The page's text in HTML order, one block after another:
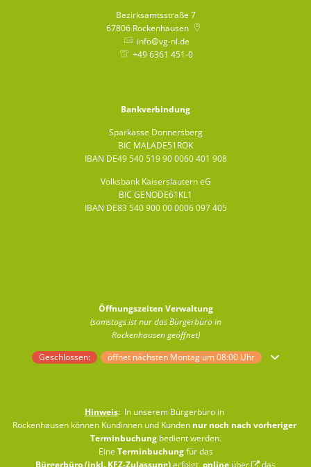
Bezirksamtsstraße 7
67806 Rockenhausen
info@vg-nl.de
+49 6361 451-0
Bankverbindung
Sparkasse Donnersberg
BIC MALADE51ROK
IBAN DE49 540 519 90 0060 401 908
Volksbank Kaiserslautern eG
BIC GENODE61KL1
IBAN DE83 540 900 00 0006 097 405
Öffnungszeiten Verwaltung
(samstags ist nur das Bürgerbüro in
Rockenhausen geöffnet)
Klicken, um weitere Öffnungs- oder Schließzeiten auszublenden
Geschlossen: öffnet nächsten Montag um 08:00 Uhr
Hinweis: In unserem Bürgerbüro in
Rockenhausen können Kundinnen und Kunden nur noch nach vorheriger
Terminbuchungbedient werden.
Eine Terminbuchungfür das
Bürgerbüro (inkl. KFZ-Zulassung)erfolgt online über das